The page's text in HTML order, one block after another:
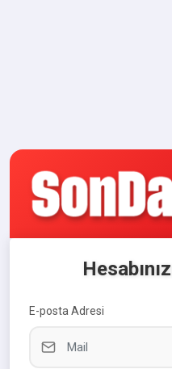
E-posta Adresi